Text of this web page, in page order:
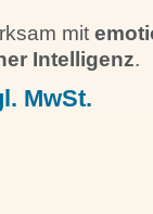
mit
Intelligenz.
MwSt.